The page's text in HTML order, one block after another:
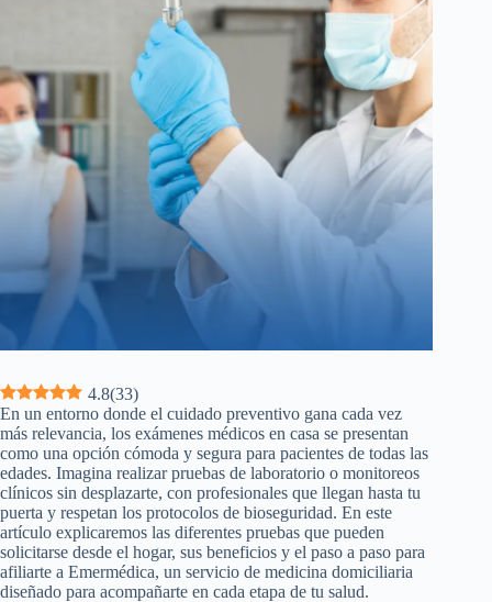
4.8(33)
En un entorno donde el cuidado preventivo gana cada vez
más relevancia, los exámenes médicos en casa se presentan
como una opción cómoda y segura para pacientes de todas las
edades. Imagina realizar pruebas de laboratorio o monitoreos
clínicos sin desplazarte, con profesionales que llegan hasta tu
puerta y respetan los protocolos de bioseguridad. En este
artículo explicaremos las diferentes pruebas que pueden
solicitarse desde el hogar, sus beneficios y el paso a paso para
afiliarte a Emermédica, un servicio de medicina domiciliaria
diseñado para acompañarte en cada etapa de tu salud.